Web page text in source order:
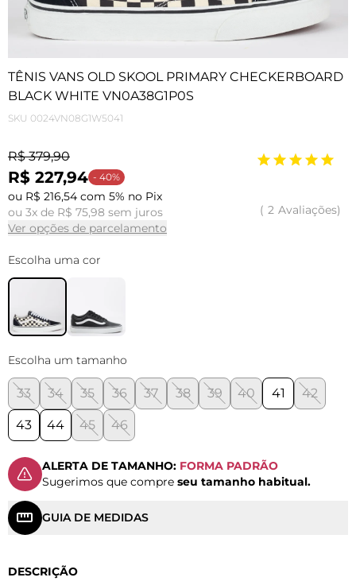
TÊNIS VANS OLD SKOOL PRIMARY CHECKERBOARD
BLACK WHITE VN0A38G1P0S
SKU 0024VN08G1W5041
R$ 379,90
R$ 227,94 - 40%
ou R$ 216,54 com 5% no Pix
ou 3x de R$ 75,98 sem juros
Ver opções de parcelamento
2 Avaliações
Escolha uma cor
Escolha um tamanho
33 34 35 36 37 38 39 40 41 42
43 44 45 46
ALERTA DE TAMANHO: FORMA PADRÃO
Sugerimos que compre seu tamanho habitual.
GUIA DE MEDIDAS
DESCRIÇÃO